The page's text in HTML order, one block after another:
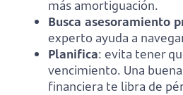
más amortiguación.
Busca asesoramiento
experto ayuda a
Planifica: evita tener
vencimiento. Una
financiera te libra de